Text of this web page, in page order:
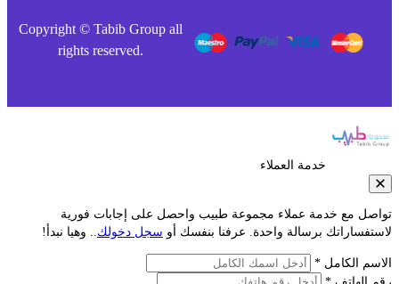
Copyright © Tabib Group all
rights reserved.
خدمة العملاء
مع خدمة عملاء مجموعة طبيب واحصل على إجابات فورية
برسالة واحدة. عرفنا بنفسك أوسجل دخولك.. وهيا نبدأ!
الكامل *